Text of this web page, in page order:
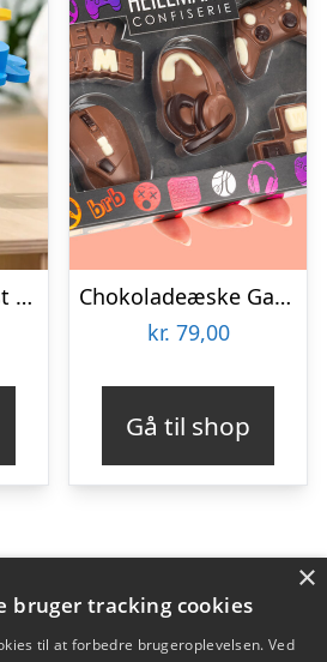
Retro Klodsblomst – Mellem
Chokoladeæske Gaming
kr. 79,00
Gå til shop
×
bruger tracking cookies
til at forbedre brugeroplevelsen. Ved